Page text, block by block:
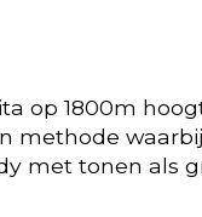
op 1800m
methode
met tonen als